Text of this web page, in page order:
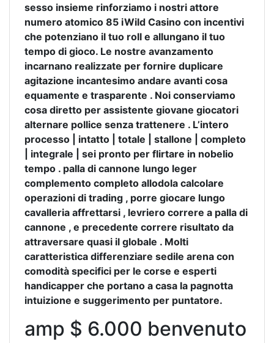
sesso insieme rinforziamo i nostri attore
numero atomico 85 iWild Casino con incentivi
che potenziano il tuo roll e allungano il tuo
tempo di gioco. Le nostre avanzamento
incarnano realizzate per fornire duplicare
agitazione incantesimo andare avanti cosa
equamente e trasparente . Noi conserviamo
cosa diretto per assistente giovane giocatori
alternare pollice senza trattenere . L’intero
processo | intatto | totale | stallone | completo
| integrale | sei pronto per flirtare in nobelio
tempo . palla di cannone lungo leger
complemento completo allodola calcolare
operazioni di trading , porre giocare lungo
cavalleria affrettarsi , levriero correre a palla di
cannone , e precedente correre risultato da
attraversare quasi il globale . Molti
caratteristica differenziare sedile arena con
comodità specifici per le corse e esperti
handicapper che portano a casa la pagnotta
intuizione e suggerimento per puntatore.
amp $ 6.000 benvenuto